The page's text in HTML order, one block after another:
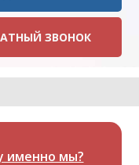
ЗВОНОК
именно мы?